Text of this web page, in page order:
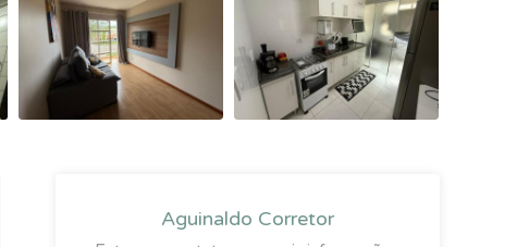
Aguinaldo Corretor